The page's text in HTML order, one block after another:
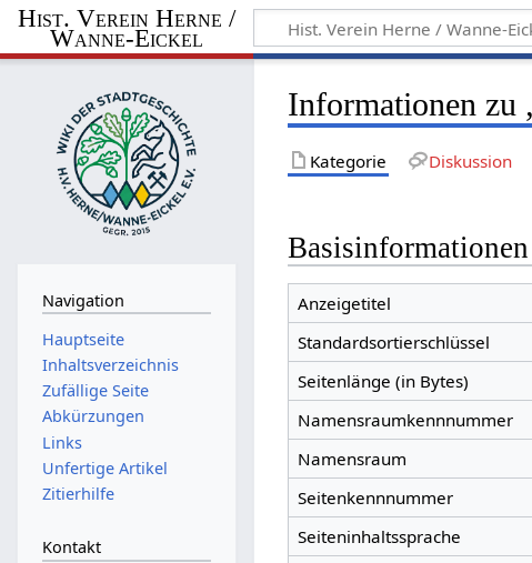
Hist. Verein Herne /
Wanne-Eickel
Informationen zu
Kategorie Diskussion
Basisinformationen
Anzeigetitel
Standardsortierschlüssel
Seitenlänge (in Bytes)
Namensraumkennnummer
Namensraum
Seitenkennnummer
Seiteninhaltssprache
Navigation
Hauptseite
Inhaltsverzeichnis
Zufällige Seite
Abkürzungen
Links
Unfertige Artikel
Zitierhilfe
Kontakt